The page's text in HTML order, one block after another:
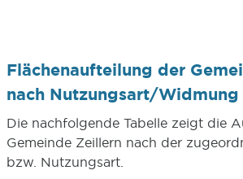
Flächenaufteilung der
nach Nutzungsart/Widmung
Die nachfolgende Tabelle zeigt die
Gemeinde Zeillern nach der
bzw. Nutzungsart.